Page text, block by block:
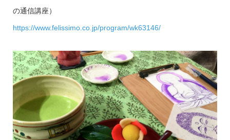
の通信講座）
https://www.felissimo.co.jp/program/wk63146/